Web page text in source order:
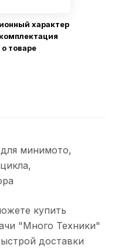
характер
товаре
минимото,
купить
"Много Техники"
доставки